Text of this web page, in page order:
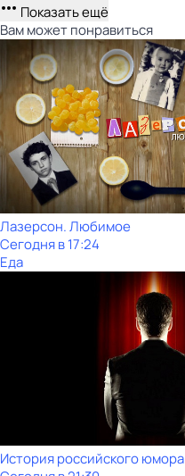
Показать ещё
Вам может понравиться
Лазерсон. Любимое
Сегодня в 17:24
Еда
История российского юмора